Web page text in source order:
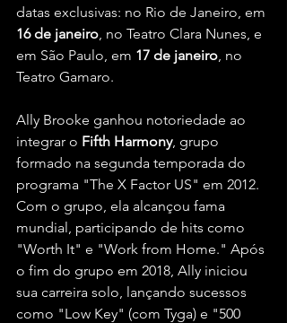
datas exclusivas: no Rio de Janeiro, em
16 de janeiro, no Teatro Clara Nunes, e
em São Paulo, em 17 de janeiro, no
Teatro Gamaro.
Ally Brooke ganhou notoriedade ao
integrar o Fifth Harmony, grupo
formado na segunda temporada do
programa "The X Factor US" em 2012.
Com o grupo, ela alcançou fama
mundial, participando de hits como
"Worth It" e "Work from Home." Após
o fim do grupo em 2018, Ally iniciou
sua carreira solo, lançando sucessos
como "Low Key" (com Tyga) e "500